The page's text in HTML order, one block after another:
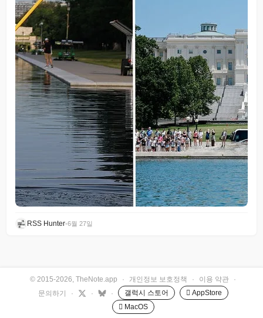
RSS Hunter•6월 27일
© 2015-2026, TheNote.app · 개인정보 보호정책 · 이용 약관
·
문의하기
· · · 갤럭시 스토어
 AppStore
 MacOS